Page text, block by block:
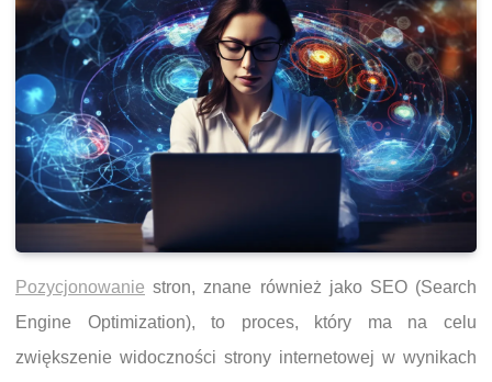
Pozycjonowanie stron, znane również jako SEO (Search
Engine Optimization), to proces, który ma na celu
zwiększenie widoczności strony internetowej w wynikach